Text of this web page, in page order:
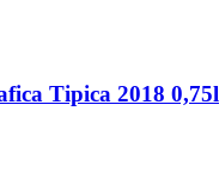
Tipica 2018 0,75l